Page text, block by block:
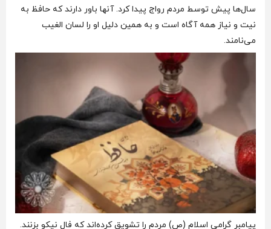
سال‌ها پیش توسط مردم رواج پیدا کرد. آنها باور دارند که حافظ به
نیت و نیاز همه آگاه است و به همین دلیل او را لسان الغیب
می‌نامند.
پیامبر گرامی اسلام (ص) مردم را تشویق کرده‌اند که فال نیکو بزنند.